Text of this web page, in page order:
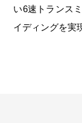
い6速トランス
イディングを実